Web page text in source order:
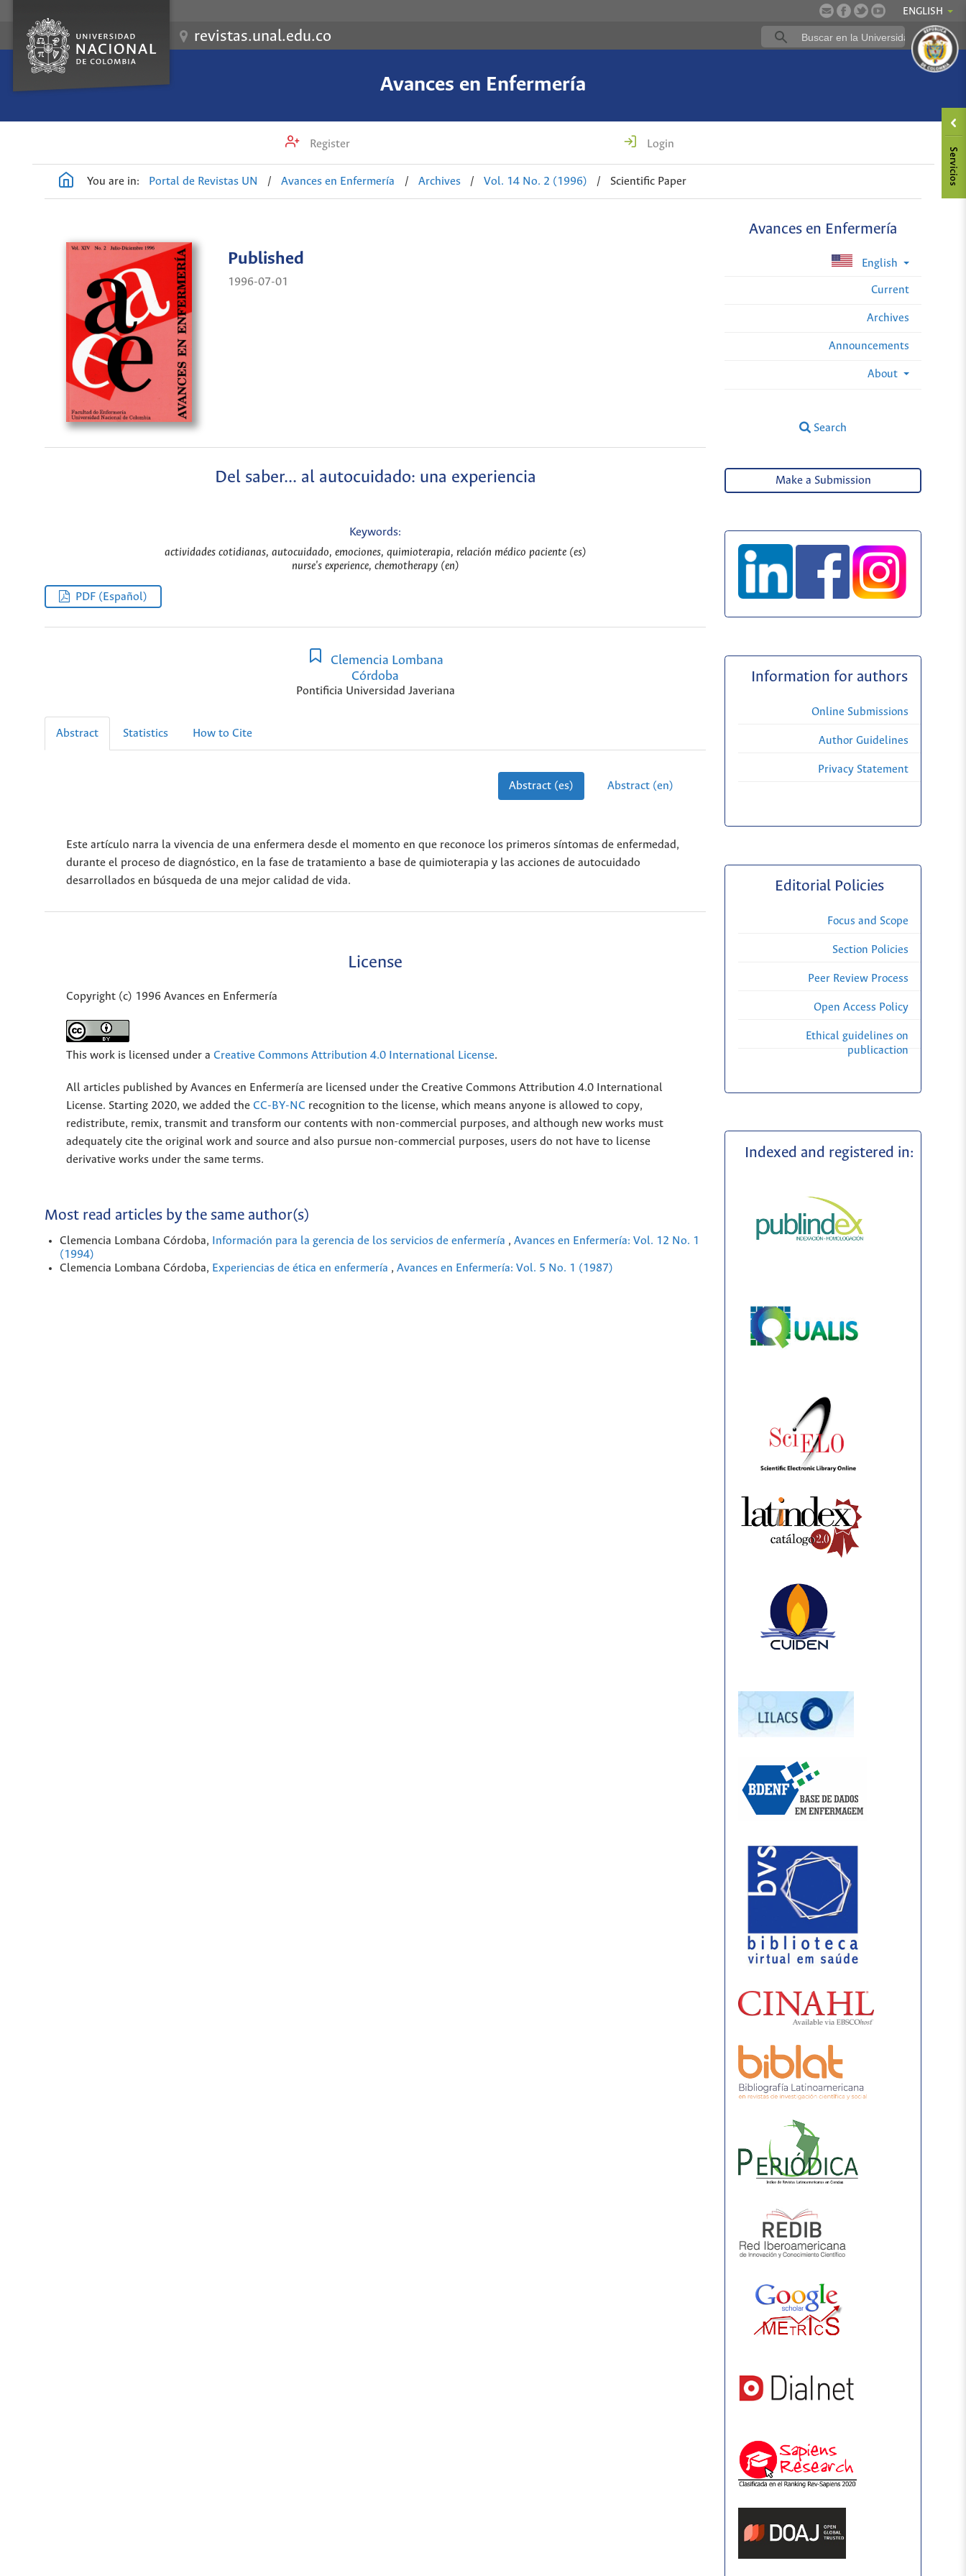
ENGLISH
revistas.unal.edu.co
Avances en Enfermería
Register Login
You are in: Portal de Revistas UN / Avances en Enfermería / Archives / Vol. 14 No. 2 (1996) / Scientific Paper
Avances en Enfermería
English
Current
Archives
Announcements
About
Search
Published
1996-07-01
Del saber... al autocuidado: una experiencia
Keywords:
actividades cotidianas, autocuidado, emociones, quimioterapia, relación médico paciente (es)
nurse's experience, chemotherapy (en)
PDF (Español)
Clemencia Lombana
Córdoba
Pontificia Universidad Javeriana
Abstract Statistics How to Cite
Abstract (es) Abstract (en)
Este artículo narra la vivencia de una enfermera desde el momento en que reconoce los primeros síntomas de enfermedad,
durante el proceso de diagnóstico, en la fase de tratamiento a base de quimioterapia y las acciones de autocuidado
desarrollados en búsqueda de una mejor calidad de vida.
License
Copyright (c) 1996 Avances en Enfermería
This work is licensed under a Creative Commons Attribution 4.0 International License.
All articles published by Avances en Enfermería are licensed under the Creative Commons Attribution 4.0 International
License. Starting 2020, we added the CC-BY-NC recognition to the license, which means anyone is allowed to copy,
redistribute, remix, transmit and transform our contents with non-commercial purposes, and although new works must
adequately cite the original work and source and also pursue non-commercial purposes, users do not have to license
derivative works under the same terms.
Most read articles by the same author(s)
Clemencia Lombana Córdoba, Información para la gerencia de los servicios de enfermería , Avances en Enfermería: Vol. 12 No. 1
(1994)
Clemencia Lombana Córdoba, Experiencias de ética en enfermería , Avances en Enfermería: Vol. 5 No. 1 (1987)
Make a Submission
Information for authors
Online Submissions
Author Guidelines
Privacy Statement
Editorial Policies
Focus and Scope
Section Policies
Peer Review Process
Open Access Policy
Ethical guidelines on
publicaction
Indexed and registered in: